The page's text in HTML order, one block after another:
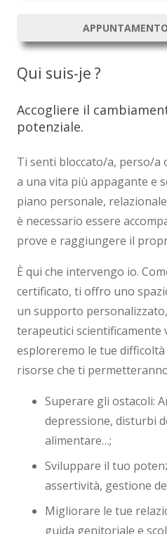
Qui suis-je ?
Accogliere il
potenziale.
Ti senti bloccato/a, perso/a
a una vita più appagante e
piano personale,
è necessario essere
prove e raggiungere il
È qui che intervengo io.
certificato, ti offro uno
un supporto
terapeutici scientificamente
esploreremo le tue
risorse che ti
Superare gli ostacoli:
depressione, disturbi
alimentare…;
Sviluppare il tuo
assertività, gestione
Migliorare le tue
guida genitoriale e